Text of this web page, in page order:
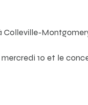
mercredi 10 et le